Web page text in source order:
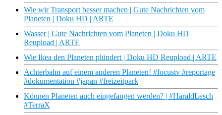
Wie wir Transport besser machen | Gute Nachrichten vom
Planeten | Doku HD | ARTE
Wasser | Gute Nachrichten vom Planeten | Doku HD
Reupload | ARTE
Wie Ikea den Planeten plündert | Doku HD Reupload | ARTE
Achterbahn auf einem anderen Planeten! #focustv #reportage
#dokumentation #japan #freizeitpark
Können Planeten auch eingefangen werden? | #HaraldLesch
#TerraX